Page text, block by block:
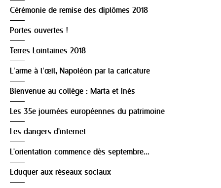
Cérémonie de remise des diplômes 2018
Portes ouvertes !
Terres Lointaines 2018
L’arme à l’œil, Napoléon par la caricature
Bienvenue au collège : Marta et Inès
Les 35e journées européennes du patrimoine
Les dangers d'internet
L'orientation commence dès septembre...
Eduquer aux réseaux sociaux